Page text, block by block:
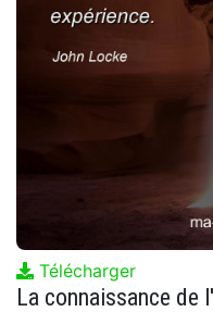
Télécharger